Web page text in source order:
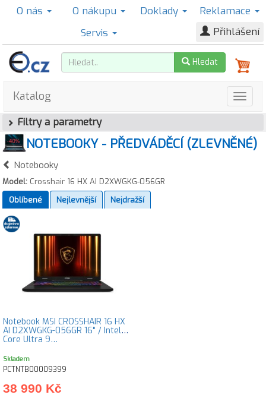
O nás O nákupu Doklady
Reklamace
Servis
Přihlášení
Hledat
Katalog
Filtry a parametry
NOTEBOOKY - PŘEDVÁDĚCÍ (ZLEVNĚNÉ)
Notebooky
Model: Crosshair 16 HX AI D2XWGKG-056GR
Oblíbené
Nejlevnější Nejdražší
Notebook MSI CROSSHAIR 16 HX
AI D2XWGKG-056GR 16" / Intel
Core Ultra 9…
Skladem
PCTNTB00009399
38 990 Kč